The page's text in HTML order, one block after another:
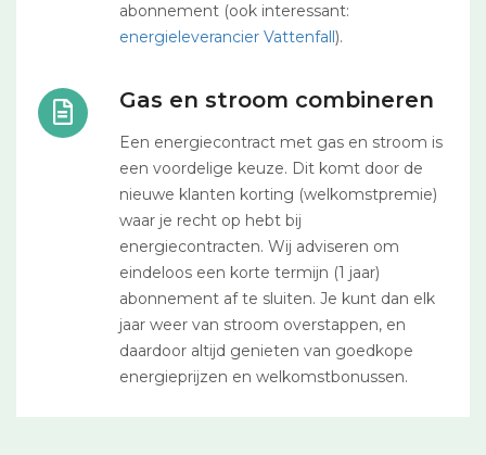
abonnement (ook interessant:
energieleverancier Vattenfall).
Gas en stroom combineren
Een energiecontract met gas en stroom is
een voordelige keuze. Dit komt door de
nieuwe klanten korting (welkomstpremie)
waar je recht op hebt bij
energiecontracten. Wij adviseren om
eindeloos een korte termijn (1 jaar)
abonnement af te sluiten. Je kunt dan elk
jaar weer van stroom overstappen, en
daardoor altijd genieten van goedkope
energieprijzen en welkomstbonussen.